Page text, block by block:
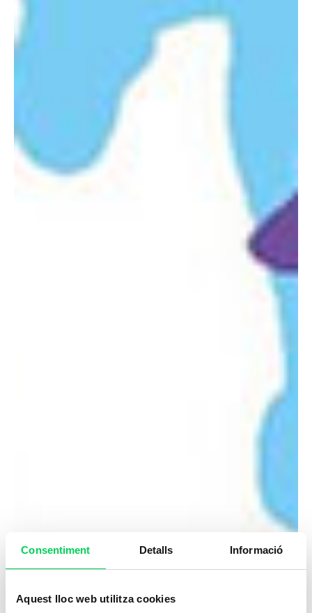
Consentiment Detalls Informació
Aquest lloc web utilitza cookies